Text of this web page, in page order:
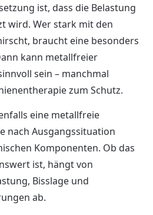
ist, dass die Belastung
wird. Wer stark mit den
braucht eine besonders
kann metallfreier
sein – manchmal
zum Schutz.
eine metallfreie
nach Ausgangssituation
Komponenten. Ob das
ist, hängt von
Bisslage und
ab.